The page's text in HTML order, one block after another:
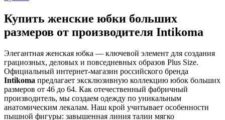
Купить женские юбки больших
размеров от производителя Intikoma
Элегантная женская юбка — ключевой элемент для создания
грациозных, деловых и повседневных образов Plus Size.
Официальный интернет-магазин российского бренда
Intikoma предлагает эксклюзивную коллекцию юбок больших
размеров от 46 до 64. Как отечественный фабричный
производитель, мы создаем одежду по уникальным
анатомическим лекалам. Наш крой учитывает особенности
пышной фигуры: завышенная линия талии мягко